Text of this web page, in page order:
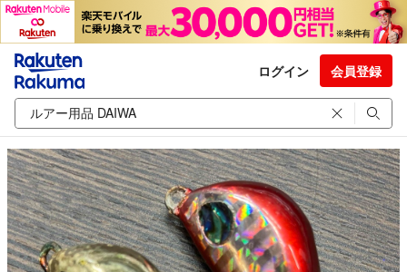
ログイン 会員登録